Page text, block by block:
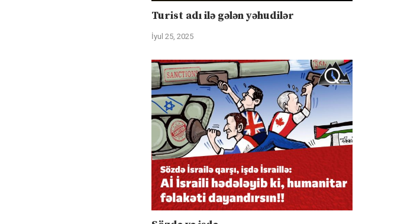
Turist adı ilə gələn yəhudilər
İyul 25, 2025